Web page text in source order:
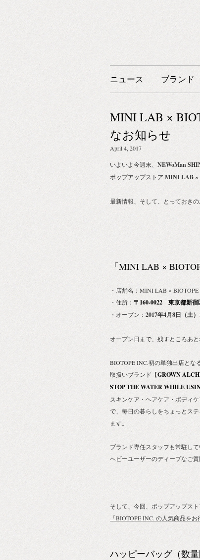
ニュース ブランド
MINI LAB ×
なお知らせ
April 4, 2017
いよいよ今週末、 NEWoMan
ポップアップストア MINI LAB ×
最新情報、そして、とっておき
「MINI LAB ×
・店舗名：MINI LAB ×
・住所： 〒160-0022 東京都新
・オープン： 2017年4月8日（土
オープン日まで、残すところあと
BIOTOPE INC.初の単独出店とな
取扱いブランド【GROWN
STOP THE WATER WHILE
スキンケア・ヘアケア・ボディ
で、毎日の暮らしをちょっとス
ます。
ブランド専任スタッフも常駐し
ヘビーユーザーのディープなご
そして、今回、ポップアップス
「BIOTOPE INC. の人気商品をお
ハッピーバッグ（数量